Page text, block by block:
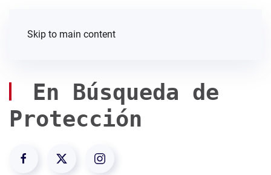
Skip to main content
En Búsqueda de
Protección